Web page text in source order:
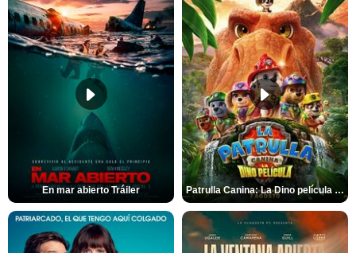
En mar abierto Tráiler Patrulla Canina: La Dino película Tráiler VO